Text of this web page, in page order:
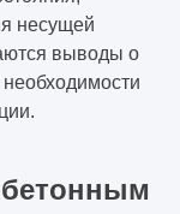
несущей
выводы о